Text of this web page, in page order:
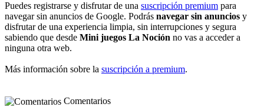
Puedes registrarse y disfrutar de una suscripción premium para
navegar sin anuncios de Google. Podrás navegar sin anuncios y
disfrutar de una experiencia limpia, sin interrupciones y segura
sabiendo que desde Mini juegos La Noción no vas a acceder a
ninguna otra web.
Más información sobre la suscripción a premium.
Comentarios